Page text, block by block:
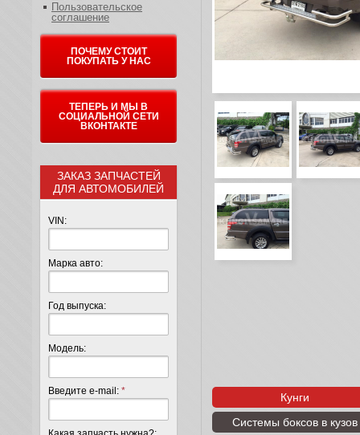
Кунги
Системы боксов в кузов
Пользовательское
соглашение
ПОЧЕМУ СТОИТ
ПОКУПАТЬ У НАС
ТЕПЕРЬ И МЫ В
СОЦИАЛЬНОЙ СЕТИ
ВКОНТАКТЕ
ЗАКАЗ ЗАПЧАСТЕЙ
ДЛЯ АВТОМОБИЛЕЙ
VIN:
Марка авто:
Год выпуска:
Модель:
Введите e-mail: *